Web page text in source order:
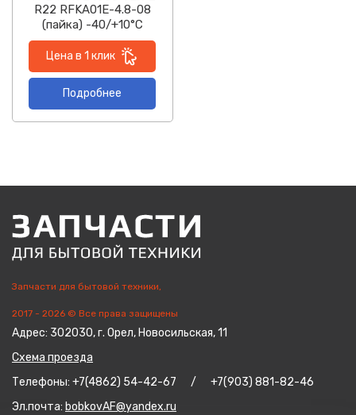
R22 RFKA01E-4.8-08
(пайка) -40/+10°C
Цена в 1 клик
Подробнее
Запчасти для бытовой техники,
2017 - 2026 © Все права защищены
Адрес: 302030, г. Орел, Новосильская, 11
Схема проезда
Телефоны: +7(4862) 54-42-67 / +7(903) 881-82-46
Эл.почта: bobkovAF@yandex.ru